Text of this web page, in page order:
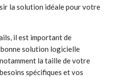
la solution idéale pour votre
il est important de
bonne solution logicielle
la taille de votre
spécifiques et vos